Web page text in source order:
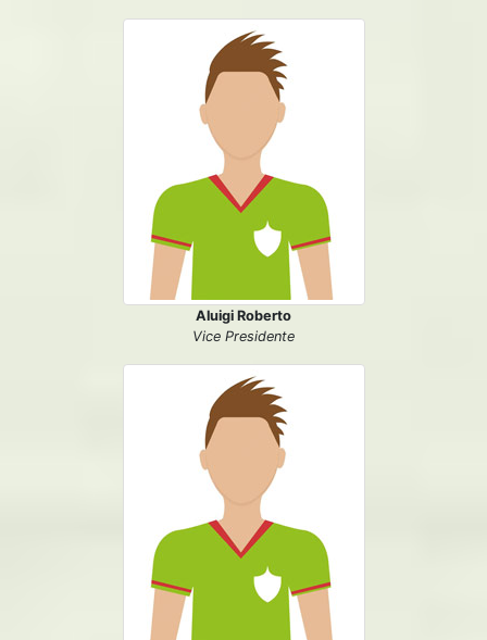
Aluigi Roberto
Vice Presidente